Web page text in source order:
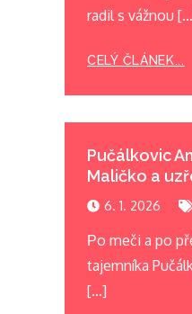
radil s vážnou
CELÝ ČLÁNEK...
Pučálkovic
Maličko a
6. 1. 2026
Рo meči a po
tajemníka
[…]